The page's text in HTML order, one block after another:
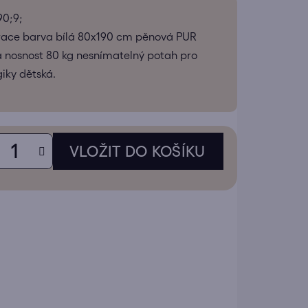
barva bílá 80x190 cm pěnová PUR
nosnost 80 kg nesnímatelný potah pro
dětská.